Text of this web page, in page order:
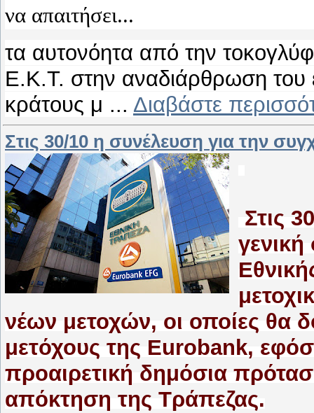
να απαιτήσει...
τα αυτονόητα από την
Ε.Κ.Τ. στην αναδιάρθρωση του
κράτους μ ... Διαβάστε
Στις 30/10 η συνέλευση για την
Στις
νέων μετοχών, οι οποίες θα
μετόχους της Eurobank,
προαιρετική δημόσια
απόκτηση της Τράπεζας.